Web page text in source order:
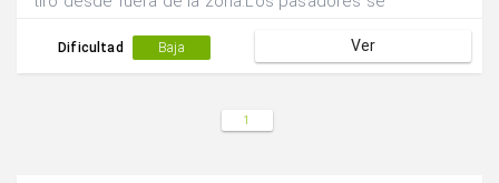
tiradores rotan rápidamente hasta la posición de los
pasadores.
Dificultad Baja Ver
1